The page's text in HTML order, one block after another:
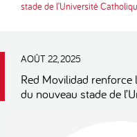
stade de l’Université
AOÛT 22, 2025
Red Movilidad
du nouveau stade de